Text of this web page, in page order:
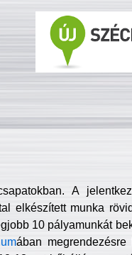
A
elkészített munka
10 pályamunkát
ában